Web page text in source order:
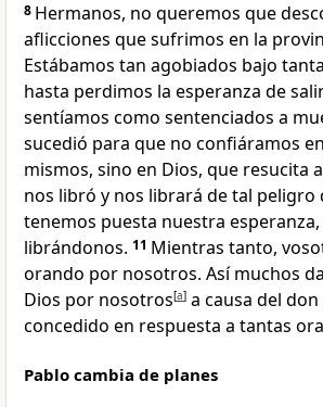
8 Hermanos, no queremos que
aflicciones que sufrimos en la
Estábamos tan agobiados bajo
hasta perdimos la esperanza de
sentíamos como sentenciados a
sucedió para que no confiáramos
mismos, sino en Dios, que resucita
nos libró y nos librará de tal peligro
tenemos puesta nuestra
librándonos. 11 Mientras tanto,
orando por nosotros. Así muchos
Dios por nosotros[a] a causa del
concedido en respuesta a tantas
Pablo cambia de planes